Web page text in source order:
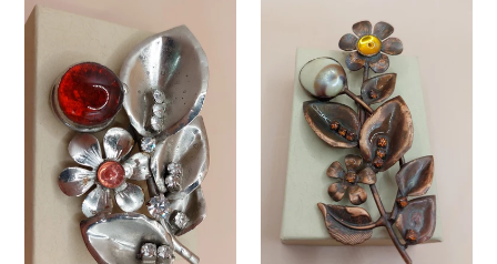
γ
ή
:
ΚΑΡΦΙΤΣΑ
ΧΕΙΡΟΠΟΙΗΤΗ
ΑΝΟΞΕΙΔΩΤΗ
ΚΛΑΔΙ
ΦΥΛΛΑ
ΚΡΥΣΤΑΛΛA
KOKKINΑ
ΧΕΙΡΟΠΟΙΗΤΗ
ΑΝΟΞΕΙΔΩΤΗ
ΚΛΑΔΙ
ΦΥΛΛΑ
ΚΡΥΣΤΑΛΛΑ
ΙΒΟΥΑΡ
ΩΧΡΑ